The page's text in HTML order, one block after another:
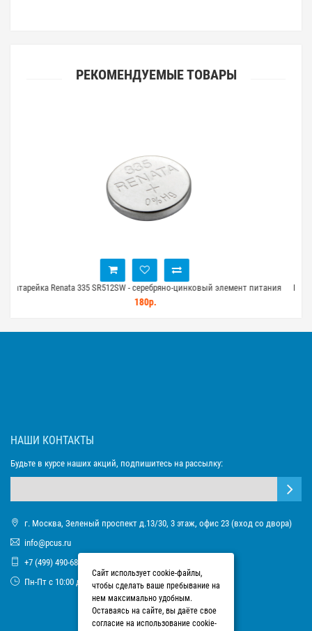
РЕКОМЕНДУЕМЫЕ ТОВАРЫ
питания
Батарейка Renata 364 (SR621SW) - серебряно-цинковый элемент
НАШИ КОНТАКТЫ
Будьте в курсе наших акций, подпишитесь на рассылку:
г. Москва, Зеленый проспект д.13/30, 3 этаж, офис 23 (вход со двора)
info@pcus.ru
+7 (499) 490-68-93
Пн-Пт с 10:00 до 17:00
Сайт использует cookie-файлы,
чтобы сделать ваше пребывание на
нем максимально удобным.
Оставаясь на сайте, вы даёте свое
согласие на использование cookie-